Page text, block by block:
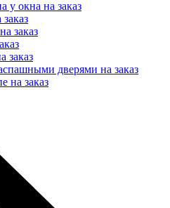
у окна на заказ
заказ
заказ
дверями на заказ
на заказ